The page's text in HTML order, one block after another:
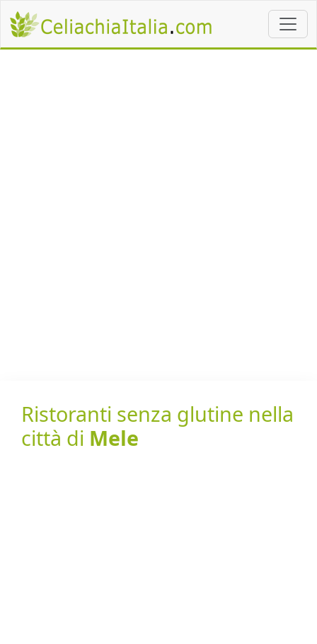
Ristoranti senza glutine nella
città di Mele